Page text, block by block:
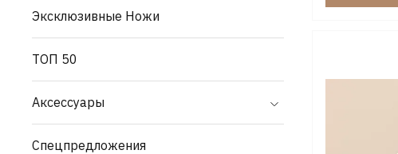
Эксклюзивные Ножи
ТОП 50
Аксессуары
Спецпредложения